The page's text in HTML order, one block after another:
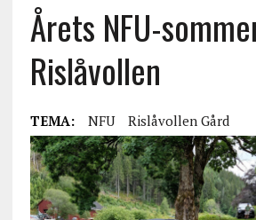
Årets NFU-
Rislåvollen
TEMA: NFU Rislåvollen Gård